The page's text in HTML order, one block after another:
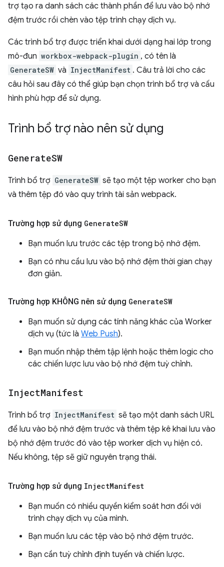
trợ tạo ra danh sách các thành phần để lưu vào bộ nhớ
đệm trước rồi chèn vào tệp trình chạy dịch vụ.
Các trình bổ trợ được triển khai dưới dạng hai lớp trong
mô-đun workbox-webpack-plugin , có tên là
GenerateSW và InjectManifest . Câu trả lời cho các
câu hỏi sau đây có thể giúp bạn chọn trình bổ trợ và cấu
hình phù hợp để sử dụng.
Trình bổ trợ nào nên sử dụng
GenerateSW
Trình bổ trợ GenerateSW sẽ tạo một tệp worker cho bạn
và thêm tệp đó vào quy trình tài sản webpack.
Trường hợp sử dụng GenerateSW
Bạn muốn lưu trước các tệp trong bộ nhớ đệm.
Bạn có nhu cầu lưu vào bộ nhớ đệm thời gian chạy
đơn giản.
Trường hợp KHÔNG nên sử dụng GenerateSW
Bạn muốn sử dụng các tính năng khác của Worker
dịch vụ (tức là Web Push).
Bạn muốn nhập thêm tập lệnh hoặc thêm logic cho
các chiến lược lưu vào bộ nhớ đệm tuỳ chỉnh.
InjectManifest
Trình bổ trợ InjectManifest sẽ tạo một danh sách URL
để lưu vào bộ nhớ đệm trước và thêm tệp kê khai lưu vào
bộ nhớ đệm trước đó vào tệp worker dịch vụ hiện có.
Nếu không, tệp sẽ giữ nguyên trạng thái.
Trường hợp sử dụng InjectManifest
Bạn muốn có nhiều quyền kiểm soát hơn đối với
trình chạy dịch vụ của mình.
Bạn muốn lưu các tệp vào bộ nhớ đệm trước.
Bạn cần tuỳ chỉnh định tuyến và chiến lược.